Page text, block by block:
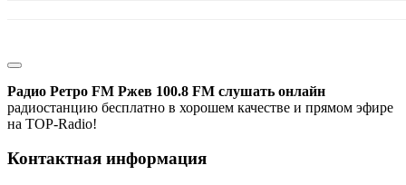
Радио Ретро FM Ржев 100.8 FM слушать онлайн
радиостанцию бесплатно в хорошем качестве и прямом эфире
на TOP-Radio!
Контактная информация